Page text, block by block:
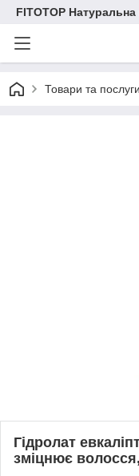
FITOTOP Натуральна
Товари та послуги
Гідролат
зміцнює